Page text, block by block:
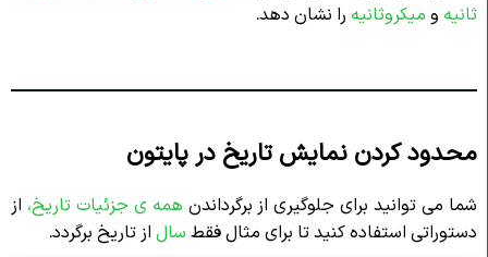
ثانیه و میکروثانیه را نشان دهد.
محدود کردن نمایش تاریخ در پایتون
شما می توانید برای جلوگیری از برگرداندن همه ی جزئیات تاریخ، از
دستوراتی استفاده کنید تا برای مثال فقط سال از تاریخ برگردد.